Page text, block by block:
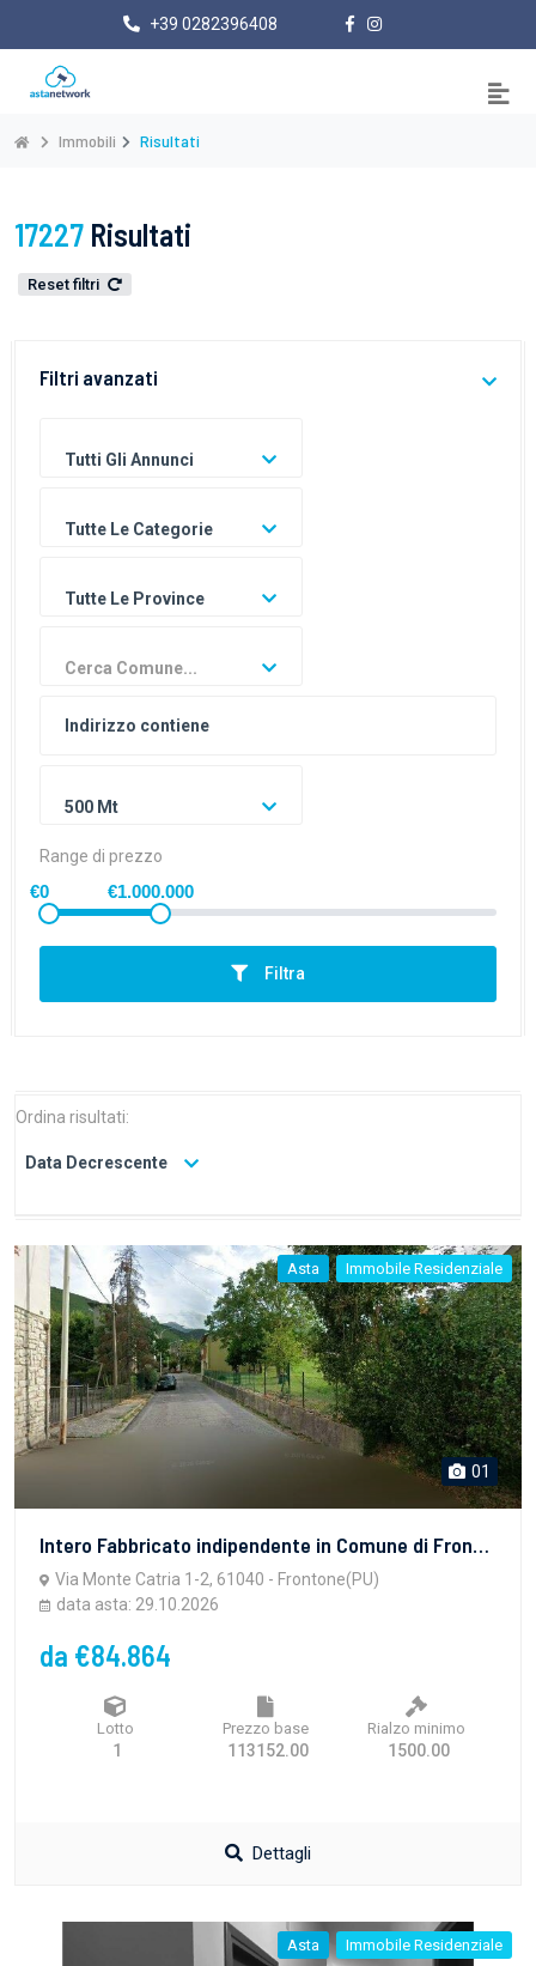
+39 0282396408
Immobili Risultati
17227 Risultati
Reset filtri
Filtri avanzati
Tutti Gli Annunci
Tutte Le Categorie
Tutte Le Province
Cerca Comune...
500 Mt
Range di prezzo
€0 €1.000.000
Filtra
Ordina risultati:
Data Decrescente
Asta Immobile Residenziale
01
Intero Fabbricato indipendente in Comune di Frontone, via Monte Catria, civico n. 1 riferito al Piano Primo Sottostrada, e civico 2 riferito al Piano Terra e Primo per la quota di 1/1 di piena proprietà.
Via Monte Catria 1-2, 61040 - Frontone(PU)
data asta: 29.10.2026
da €84.864
Lotto
1
Prezzo base
113152.00
Rialzo minimo
1500.00
Dettagli
Asta Immobile Residenziale